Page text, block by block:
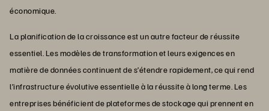
économique.
La planification de la croissance est un autre facteur de réussite
essentiel. Les modèles de transformation et leurs exigences en
matière de données continuent de s’étendre rapidement, ce qui rend
l’infrastructure évolutive essentielle à la réussite à long terme. Les
entreprises bénéficient de plateformes de stockage qui prennent en